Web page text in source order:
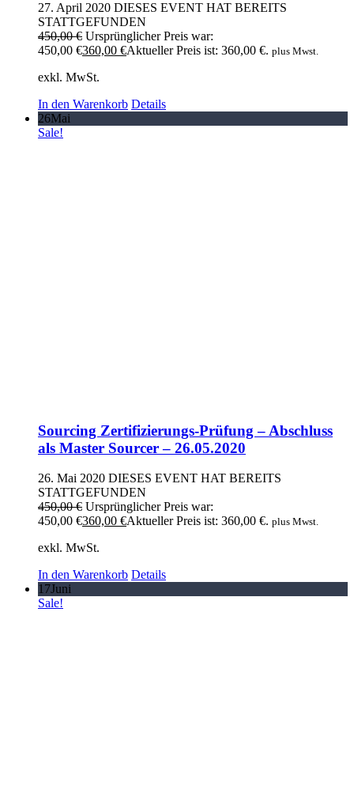
27. April 2020 DIESES EVENT HAT BEREITS
STATTGEFUNDEN
450,00€ Ursprünglicher Preis war:
450,00 €360,00 €Aktueller Preis ist: 360,00 €. plus Mwst.
exkl. MwSt.
In den Warenkorb Details
26Mai
Sale!
Sourcing Zertifizierungs-Prüfung – Abschluss
als Master Sourcer – 26.05.2020
26. Mai 2020 DIESES EVENT HAT BEREITS
STATTGEFUNDEN
450,00€ Ursprünglicher Preis war:
450,00 €360,00 €Aktueller Preis ist: 360,00 €. plus Mwst.
exkl. MwSt.
In den Warenkorb Details
17Juni
Sale!